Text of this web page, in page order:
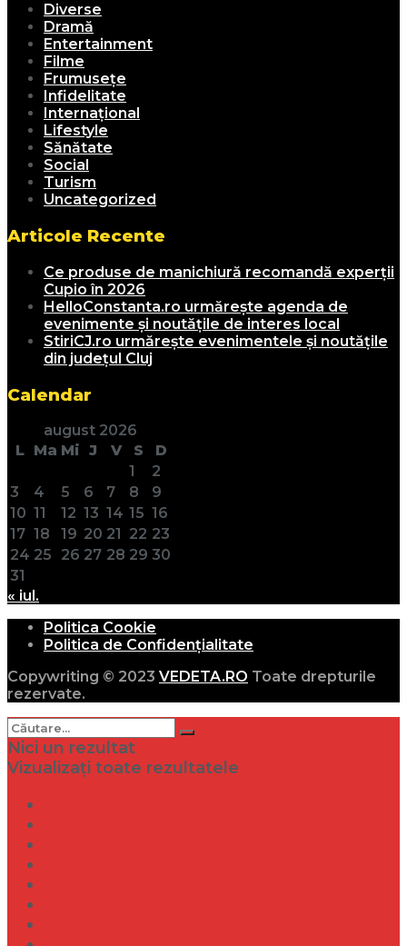
Diverse
Dramă
Entertainment
Filme
Frumusețe
Infidelitate
Internațional
Lifestyle
Sănătate
Social
Turism
Uncategorized
Articole Recente
Ce produse de manichiură recomandă experții
Cupio în 2026
HelloConstanta.ro urmărește agenda de
evenimente și noutățile de interes local
StiriCJ.ro urmărește evenimentele și noutățile
din județul Cluj
Calendar
august 2026
L Ma Mi J V S
D
1
2
3
4 5 6 7 8
9
10 11 12 13 14 15 16
17 18 19 20 21 22 23
24 25 26 27 28 29 30
31
« iul.
Politica Cookie
Politica de Confidențialitate
Copywriting © 2023 VEDETA.RO Toate drepturile
rezervate.
Nici un rezultat
Vizualizați toate rezultatele